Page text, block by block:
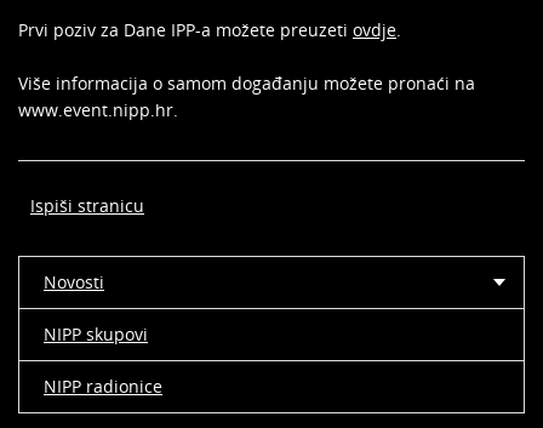
Prvi poziv za Dane IPP-a možete preuzeti ovdje.
Više informacija o samom događanju možete pronaći na
www.event.nipp.hr.
Ispiši stranicu
Novosti
NIPP skupovi
NIPP radionice